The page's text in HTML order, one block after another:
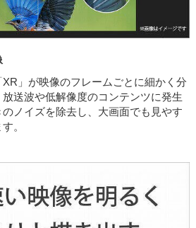
」が映像のフレームごとに細かく分
送波や低解像度のコンテンツに発生
ノイズを除去し、大画面でも見やす
。